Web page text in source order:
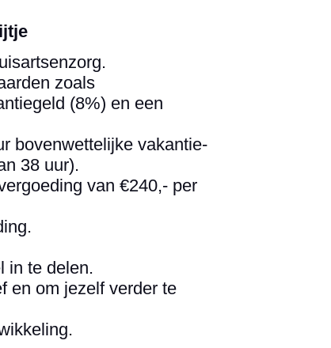
zoals
(8%) en een
bovenwettelijke vakantie-
38 uur).
van €240,- per
in te delen.
en om jezelf verder te